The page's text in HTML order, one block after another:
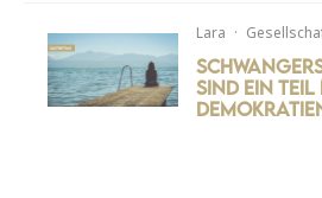
Lara ·
sind ein